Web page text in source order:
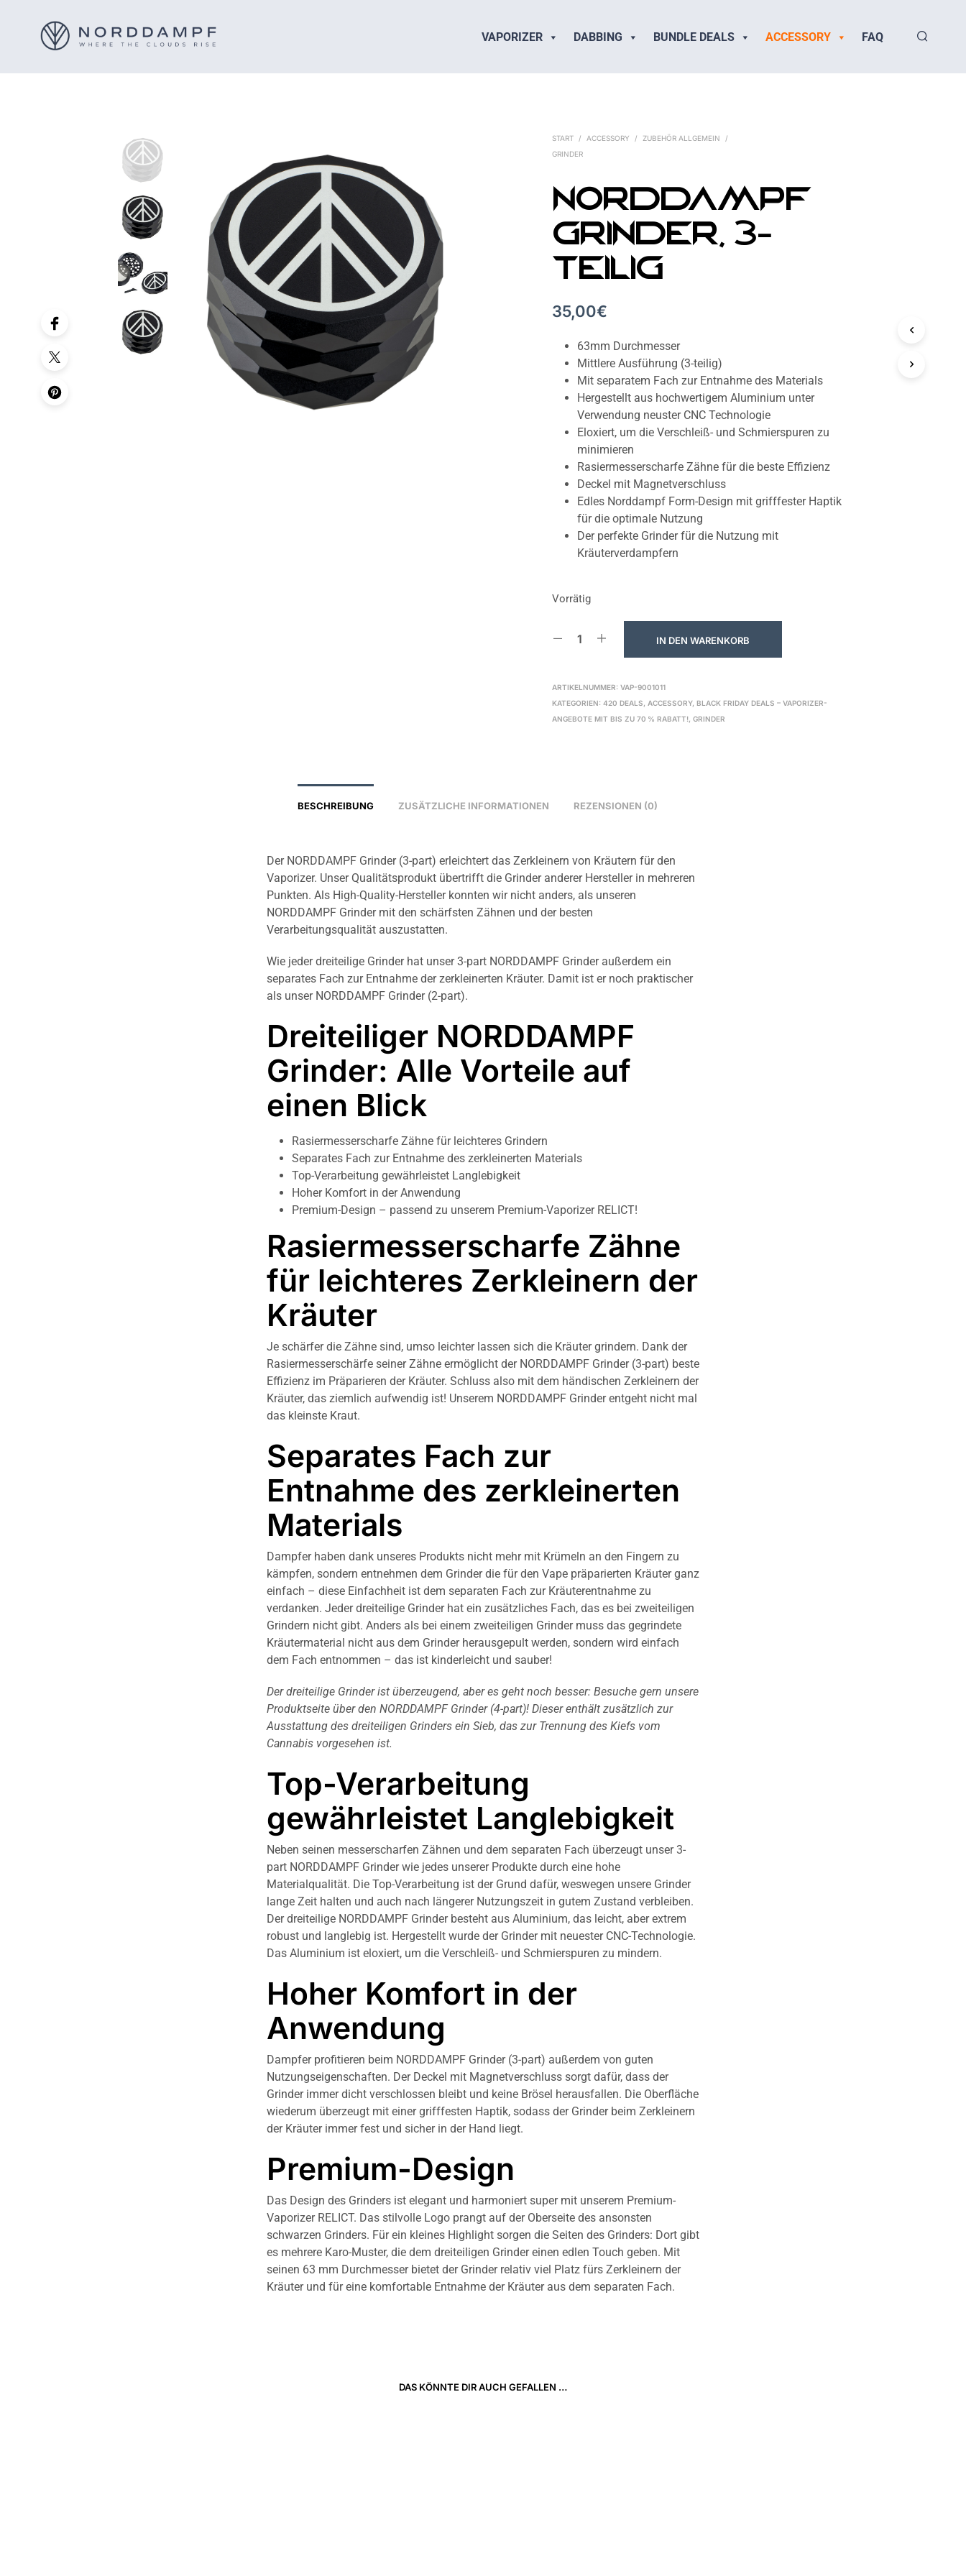
VAPORIZER DABBING BUNDLE DEALS ACCESSORY FAQ
START / ACCESSORY / ZUBEHÖR ALLGEMEIN
/
GRINDER
Norddampf
Grinder, 3-
teilig
35,00€
63mm Durchmesser
Mittlere Ausführung (3-teilig)
Mit separatem Fach zur Entnahme des Materials
Hergestellt aus hochwertigem Aluminium unter
Verwendung neuster CNC Technologie
Eloxiert, um die Verschleiß- und Schmierspuren zu
minimieren
Rasiermesserscharfe Zähne für die beste Effizienz
Deckel mit Magnetverschluss
Edles Norddampf Form-Design mit grifffester Haptik
für die optimale Nutzung
Der perfekte Grinder für die Nutzung mit
Kräuterverdampfern
Vorrätig
IN DEN WARENKORB
ARTIKELNUMMER:VAP-9001011
KATEGORIEN:420 DEALS, ACCESSORY,BLACK FRIDAY DEALS – VAPORIZER-
ANGEBOTE MIT BIS ZU 70 % RABATT!,GRINDER
BESCHREIBUNG ZUSÄTZLICHE INFORMATIONEN REZENSIONEN (0)
Der NORDDAMPF Grinder (3-part) erleichtert das Zerkleinern von Kräutern für den
Vaporizer. Unser Qualitätsprodukt übertrifft die Grinder anderer Hersteller in mehreren
Punkten. Als High-Quality-Hersteller konnten wir nicht anders, als unseren
NORDDAMPF Grinder mit den schärfsten Zähnen und der besten
Verarbeitungsqualität auszustatten.
Wie jeder dreiteilige Grinder hat unser 3-part NORDDAMPF Grinder außerdem ein
separates Fach zur Entnahme der zerkleinerten Kräuter. Damit ist er noch praktischer
als unser NORDDAMPF Grinder (2-part).
Dreiteiliger NORDDAMPF
Grinder: Alle Vorteile auf
einen Blick
Rasiermesserscharfe Zähne für leichteres Grindern
Separates Fach zur Entnahme des zerkleinerten Materials
Top-Verarbeitung gewährleistet Langlebigkeit
Hoher Komfort in der Anwendung
Premium-Design – passend zu unserem Premium-Vaporizer RELICT!
Rasiermesserscharfe Zähne
für leichteres Zerkleinern der
Kräuter
Je schärfer die Zähne sind, umso leichter lassen sich die Kräuter grindern. Dank der
Rasiermesserschärfe seiner Zähne ermöglicht der NORDDAMPF Grinder (3-part) beste
Effizienz im Präparieren der Kräuter. Schluss also mit dem händischen Zerkleinern der
Kräuter, das ziemlich aufwendig ist! Unserem NORDDAMPF Grinder entgeht nicht mal
das kleinste Kraut.
Separates Fach zur
Entnahme des zerkleinerten
Materials
Dampfer haben dank unseres Produkts nicht mehr mit Krümeln an den Fingern zu
kämpfen, sondern entnehmen dem Grinder die für den Vape präparierten Kräuter ganz
einfach – diese Einfachheit ist dem separaten Fach zur Kräuterentnahme zu
verdanken. Jeder dreiteilige Grinder hat ein zusätzliches Fach, das es bei zweiteiligen
Grindern nicht gibt. Anders als bei einem zweiteiligen Grinder muss das gegrindete
Kräutermaterial nicht aus dem Grinder herausgepult werden, sondern wird einfach
dem Fach entnommen – das ist kinderleicht und sauber!
Der dreiteilige Grinder ist überzeugend, aber es geht noch besser: Besuche gern unsere
Produktseite über den NORDDAMPF Grinder (4-part)! Dieser enthält zusätzlich zur
Ausstattung des dreiteiligen Grinders ein Sieb, das zur Trennung des Kiefs vom
Cannabis vorgesehen ist.
Top-Verarbeitung
gewährleistet Langlebigkeit
Neben seinen messerscharfen Zähnen und dem separaten Fach überzeugt unser 3-
part NORDDAMPF Grinder wie jedes unserer Produkte durch eine hohe
Materialqualität. Die Top-Verarbeitung ist der Grund dafür, weswegen unsere Grinder
lange Zeit halten und auch nach längerer Nutzungszeit in gutem Zustand verbleiben.
Der dreiteilige NORDDAMPF Grinder besteht aus Aluminium, das leicht, aber extrem
robust und langlebig ist. Hergestellt wurde der Grinder mit neuester CNC-Technologie.
Das Aluminium ist eloxiert, um die Verschleiß- und Schmierspuren zu mindern.
Hoher Komfort in der
Anwendung
Dampfer profitieren beim NORDDAMPF Grinder (3-part) außerdem von guten
Nutzungseigenschaften. Der Deckel mit Magnetverschluss sorgt dafür, dass der
Grinder immer dicht verschlossen bleibt und keine Brösel herausfallen. Die Oberfläche
wiederum überzeugt mit einer grifffesten Haptik, sodass der Grinder beim Zerkleinern
der Kräuter immer fest und sicher in der Hand liegt.
Premium-Design
Das Design des Grinders ist elegant und harmoniert super mit unserem Premium-
Vaporizer RELICT. Das stilvolle Logo prangt auf der Oberseite des ansonsten
schwarzen Grinders. Für ein kleines Highlight sorgen die Seiten des Grinders: Dort gibt
es mehrere Karo-Muster, die dem dreiteiligen Grinder einen edlen Touch geben. Mit
seinen 63 mm Durchmesser bietet der Grinder relativ viel Platz fürs Zerkleinern der
Kräuter und für eine komfortable Entnahme der Kräuter aus dem separaten Fach.
DAS KÖNNTE DIR AUCH GEFALLEN …